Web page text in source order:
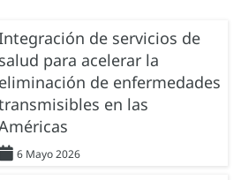
de servicios de
salud para acelerar la
eliminación de enfermedades
en las
6 Mayo 2026